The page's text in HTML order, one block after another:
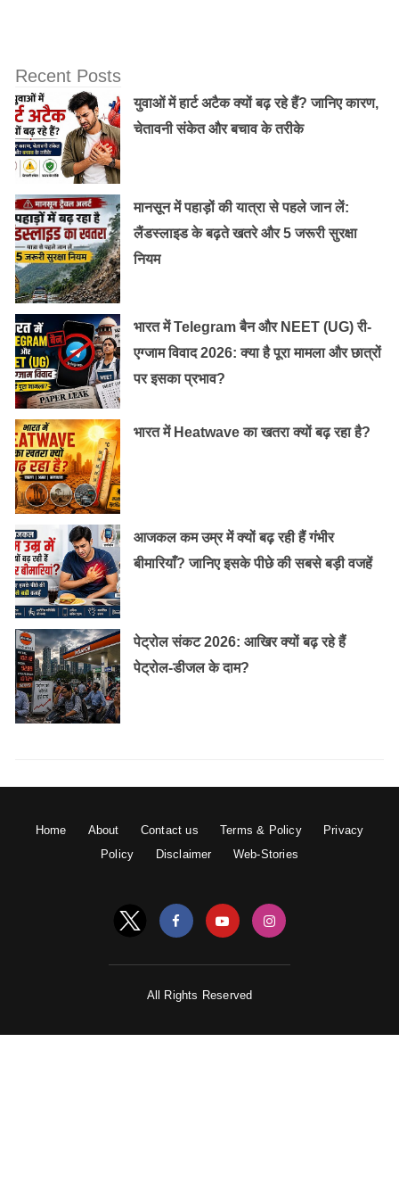
भारत एक विकासशील देश बन रहा है। मोबाइल पेमेंट के इस युग में
कार्डलेस एटीएम की शुरुआत फिलहाल अमेरिका में हुई है, उम्मीद है ये
सुविधा जल्द ही भारत समेत दूसरे देशो में उपलब्ध होगी। आज
ज्यादातर लोग पेमेंट ऐप की सहायता से अधिकतर बिल या पेमेंट करते
हैं। अब हर काम आप अपने स्मार्ट फ़ोन से कर सकते है आपको
इसकी थोड़ी सी जानकारी होना जरुरी है।
Recent Posts
युवाओं में हार्ट अटैक क्यों बढ़ रहे हैं? जानिए कारण,
चेतावनी संकेत और बचाव के तरीके
मानसून में पहाड़ों की यात्रा से पहले जान लें:
लैंडस्लाइड के बढ़ते खतरे और 5 जरूरी सुरक्षा
नियम
भारत में Telegram बैन और NEET (UG) री-
एग्जाम विवाद 2026: क्या है पूरा मामला और छात्रों
पर इसका प्रभाव?
भारत में Heatwave का खतरा क्यों बढ़ रहा है?
आजकल कम उम्र में क्यों बढ़ रही हैं गंभीर
बीमारियाँ? जानिए इसके पीछे की सबसे बड़ी वजहें
पेट्रोल संकट 2026: आखिर क्यों बढ़ रहे हैं
पेट्रोल-डीजल के दाम?
Home About Contact us Terms & Policy
Privacy
Policy
Disclaimer Web-Stories
All Rights Reserved